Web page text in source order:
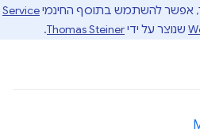
להשתמש בתוסף החינמיService
על ידיThomas Steiner
.